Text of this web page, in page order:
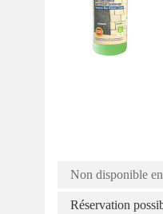
Non disponible
Réservation